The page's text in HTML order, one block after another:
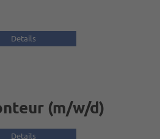
Details
(m/w/d)
Details